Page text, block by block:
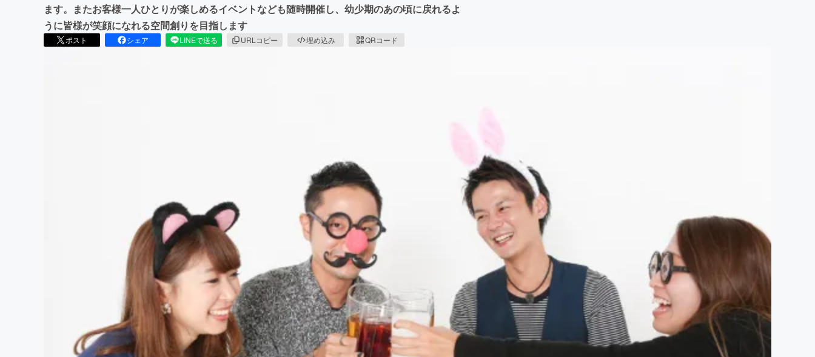
ます。またお客様一人ひとりが楽しめるイベントなども随時開催し、幼少期のあの頃に戻れるよ
うに皆様が笑顔になれる空間創りを目指します
ポスト シェア LINEで送る URLコピー 埋め込み QRコード